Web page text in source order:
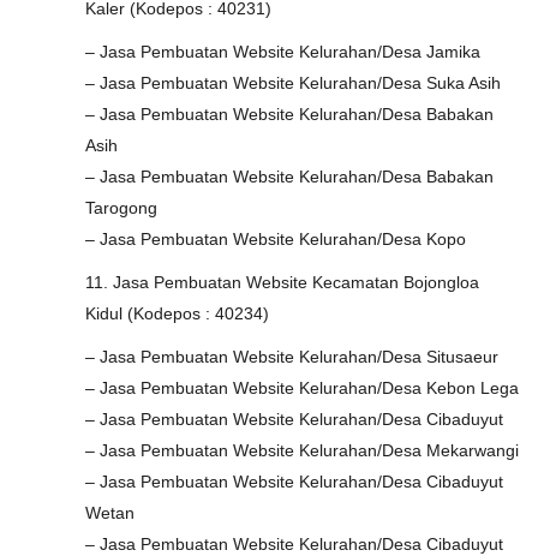
Kaler (Kodepos : 40231)
– Jasa Pembuatan Website Kelurahan/Desa Jamika
– Jasa Pembuatan Website Kelurahan/Desa Suka Asih
– Jasa Pembuatan Website Kelurahan/Desa Babakan
Asih
– Jasa Pembuatan Website Kelurahan/Desa Babakan
Tarogong
– Jasa Pembuatan Website Kelurahan/Desa Kopo
11. Jasa Pembuatan Website Kecamatan Bojongloa
Kidul (Kodepos : 40234)
– Jasa Pembuatan Website Kelurahan/Desa Situsaeur
– Jasa Pembuatan Website Kelurahan/Desa Kebon Lega
– Jasa Pembuatan Website Kelurahan/Desa Cibaduyut
– Jasa Pembuatan Website Kelurahan/Desa Mekarwangi
– Jasa Pembuatan Website Kelurahan/Desa Cibaduyut
Wetan
– Jasa Pembuatan Website Kelurahan/Desa Cibaduyut